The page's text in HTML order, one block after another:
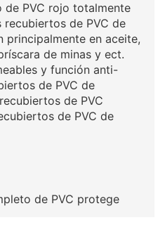
de PVC rojo totalmente
de PVC de
principalmente en aceite,
de minas y ect.
y función anti-
de PVC de
de PVC
de PVC de
de PVC protege